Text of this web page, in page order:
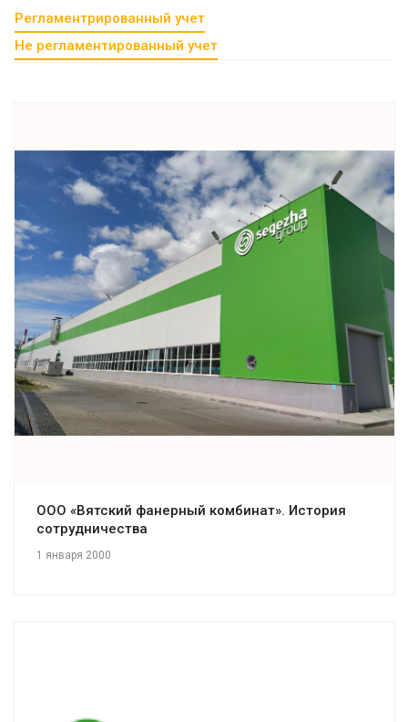
Регламентрированный учет
Не регламентированный учет
Смотреть проект
ООО «Вятский фанерный комбинат». История
сотрудничества
1 января 2000